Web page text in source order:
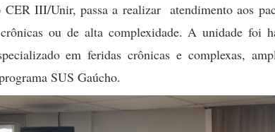
III/Unir, passa a realizar atendimento aos
ou de alta complexidade. A unidade foi
em feridas crônicas e complexas,
SUS Gaúcho.